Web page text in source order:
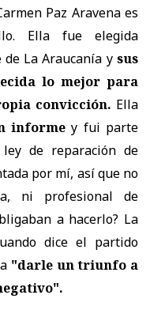
Paz Aravena es
Ella fue elegida
La Araucanía y sus
lo mejor para
convicción. Ella
informe y fui parte
de reparación de
por mí, así que no
ni profesional de
a hacerlo? La
dice el partido
"darle un triunfo a